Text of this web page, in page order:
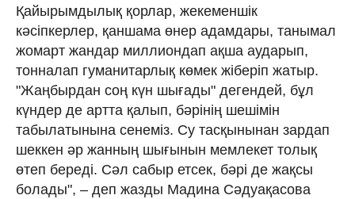
Қайырымдылық қорлар, жекеменшік
кәсіпкерлер, қаншама өнер адамдары, танымал
жомарт жандар миллиондап ақша аударып,
тонналап гуманитарлық көмек жіберіп жатыр.
"Жаңбырдан соң күн шығады" дегендей, бұл
күндер де артта қалып, бәрінің шешімін
табылатынына сенеміз. Су тасқынынан зардап
шеккен әр жанның шығынын мемлекет толық
өтеп береді. Сәл сабыр етсек, бәрі де жақсы
болады", – деп жазды Мадина Сәдуақасова